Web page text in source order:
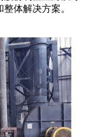
体解决方案。